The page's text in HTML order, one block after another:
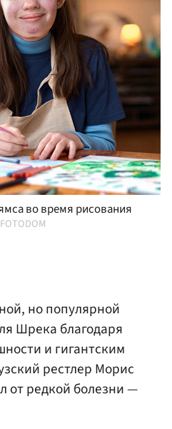
во время рисования
но популярной
Шрека благодаря
и гигантским
рестлер Морис
от редкой болезни —